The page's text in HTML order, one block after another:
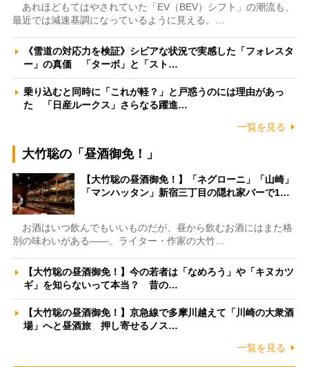
あれほどもてはやされていた「EV（BEV）シフト」の潮流も、
最近では減速基調になっているように見える。…
《雪道の対応力を検証》シビアな状況で実感した「フォレスタ
ー」の真価 「ターボ」と「スト…
乗り込むと同時に「これが軽？」と戸惑うのには理由があっ
た 「日産ルークス」さらなる躍進…
一覧を見る
大竹聡の「昼酒御免！」
【大竹聡の昼酒御免！】「ネグローニ」「山崎」
「マンハッタン」新宿三丁目の隠れ家バーで1…
お酒はいつ飲んでもいいものだが、昼から飲むお酒にはまた格
別の味わいがある――。ライター・作家の大竹…
【大竹聡の昼酒御免！】今の若者は「なめろう」や「キヌカツ
ギ」を知らないって本当？ 昔の…
【大竹聡の昼酒御免！】京急線で多摩川越えて「川崎の大衆酒
場」へと昼酒旅 押し寄せるノス…
一覧を見る